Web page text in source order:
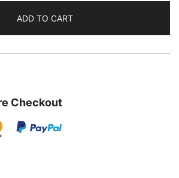
ADD TO CART
Checkout